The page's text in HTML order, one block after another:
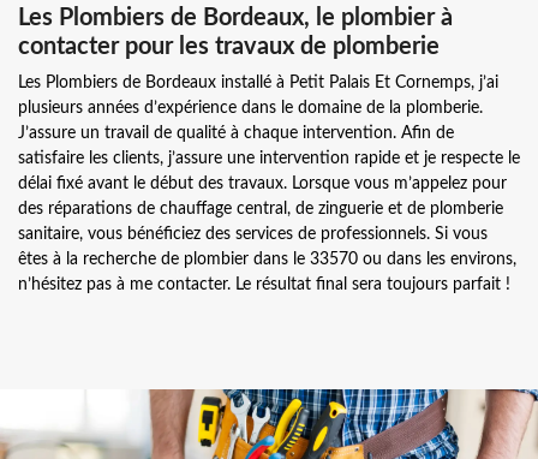
Les Plombiers de Bordeaux, le plombier à
contacter pour les travaux de plomberie
Les Plombiers de Bordeaux installé à Petit Palais Et Cornemps, j’ai
plusieurs années d’expérience dans le domaine de la plomberie.
J’assure un travail de qualité à chaque intervention. Afin de
satisfaire les clients, j’assure une intervention rapide et je respecte le
délai fixé avant le début des travaux. Lorsque vous m’appelez pour
des réparations de chauffage central, de zinguerie et de plomberie
sanitaire, vous bénéficiez des services de professionnels. Si vous
êtes à la recherche de plombier dans le 33570 ou dans les environs,
n’hésitez pas à me contacter. Le résultat final sera toujours parfait !